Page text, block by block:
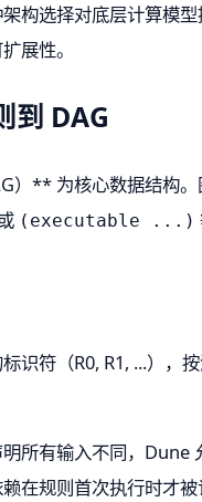
构选择对底层计算模
展性。
到 DAG
** 为核心数据结构
(executable ...)
识符（R0, R1, ...），
所有输入不同，Dune
在规则首次执行时才被